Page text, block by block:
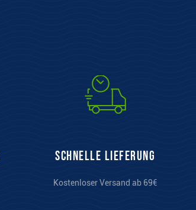
Schnelle Lieferung
Kostenloser Versand ab 69€